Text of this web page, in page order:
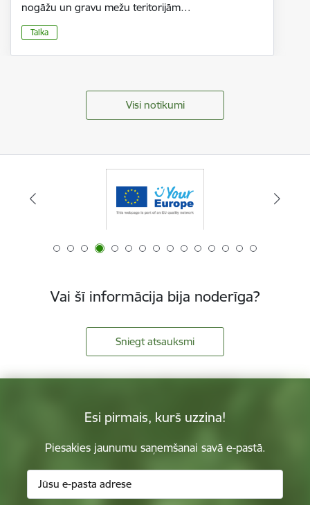
nogāžu un gravu mežu teritorijām…
Talka
Visi notikumi
Vai šī informācija bija noderīga?
Sniegt atsauksmi
Esi pirmais, kurš uzzina!
Piesakies jaunumu saņemšanai savā e-pastā.